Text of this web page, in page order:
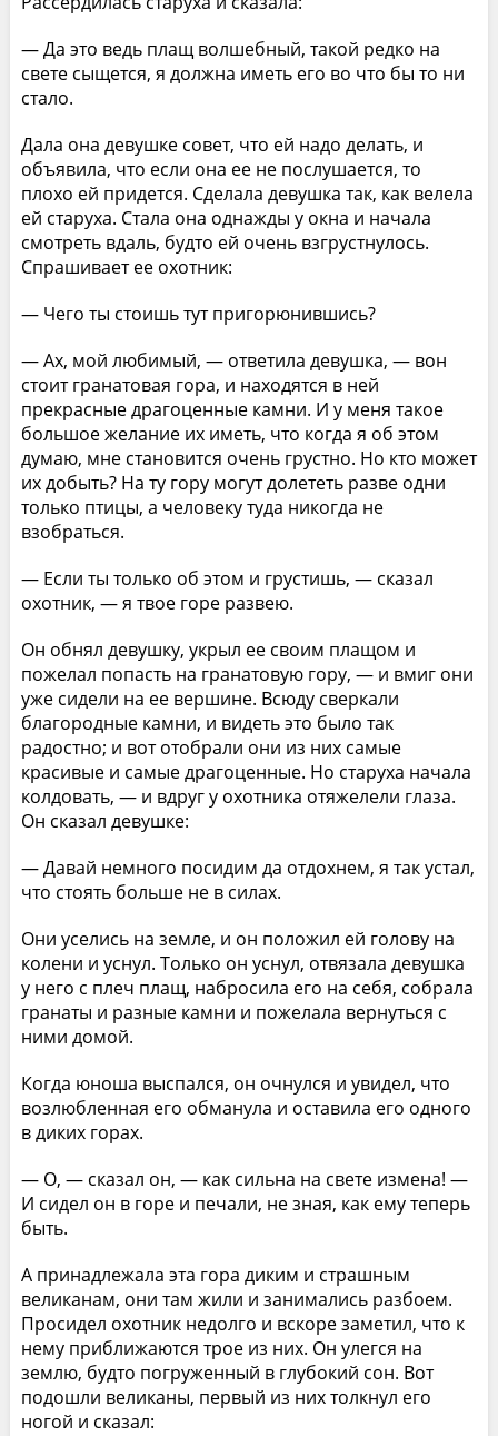
— Да это ведь плащ волшебный, такой редко на
свете сыщется, я должна иметь его во что бы то ни
стало.
Дала она девушке совет, что ей надо делать, и
объявила, что если она ее не послушается, то
плохо ей придется. Сделала девушка так, как велела
ей старуха. Стала она однажды у окна и начала
смотреть вдаль, будто ей очень взгрустнулось.
Спрашивает ее охотник:
— Чего ты стоишь тут пригорюнившись?
— Ах, мой любимый, — ответила девушка, — вон
стоит гранатовая гора, и находятся в ней
прекрасные драгоценные камни. И у меня такое
большое желание их иметь, что когда я об этом
думаю, мне становится очень грустно. Но кто может
их добыть? На ту гору могут долететь разве одни
только птицы, а человеку туда никогда не
взобраться.
— Если ты только об этом и грустишь, — сказал
охотник, — я твое горе развею.
Он обнял девушку, укрыл ее своим плащом и
пожелал попасть на гранатовую гору, — и вмиг они
уже сидели на ее вершине. Всюду сверкали
благородные камни, и видеть это было так
радостно; и вот отобрали они из них самые
красивые и самые драгоценные. Но старуха начала
колдовать, — и вдруг у охотника отяжелели глаза.
Он сказал девушке:
— Давай немного посидим да отдохнем, я так устал,
что стоять больше не в силах.
Они уселись на земле, и он положил ей голову на
колени и уснул. Только он уснул, отвязала девушка
у него с плеч плащ, набросила его на себя, собрала
гранаты и разные камни и пожелала вернуться с
ними домой.
Когда юноша выспался, он очнулся и увидел, что
возлюбленная его обманула и оставила его одного
в диких горах.
— О, — сказал он, — как сильна на свете измена! —
И сидел он в горе и печали, не зная, как ему теперь
быть.
А принадлежала эта гора диким и страшным
великанам, они там жили и занимались разбоем.
Просидел охотник недолго и вскоре заметил, что к
нему приближаются трое из них. Он улегся на
землю, будто погруженный в глубокий сон. Вот
подошли великаны, первый из них толкнул его
ногой и сказал: